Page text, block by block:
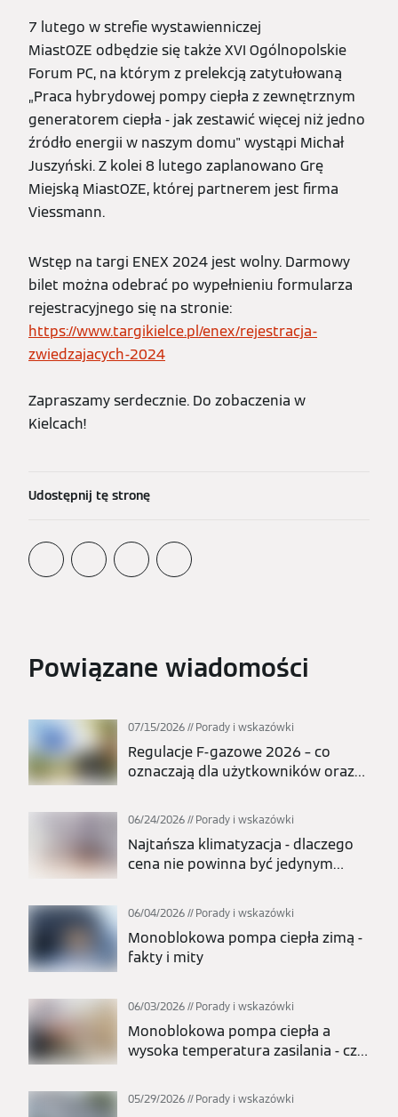
7 lutego w strefie wystawienniczej
MiastOZE odbędzie się także XVI Ogólnopolskie
Forum PC, na którym z prelekcją zatytułowaną
„Praca hybrydowej pompy ciepła z zewnętrznym
generatorem ciepła - jak zestawić więcej niż jedno
źródło energii w naszym domu" wystąpi Michał
Juszyński. Z kolei 8 lutego zaplanowano Grę
Miejską MiastOZE, której partnerem jest firma
Viessmann.
Wstęp na targi ENEX 2024 jest wolny. Darmowy
bilet można odebrać po wypełnieniu formularza
rejestracyjnego się na stronie:
https://www.targikielce.pl/enex/rejestracja-
zwiedzajacych-2024
Zapraszamy serdecznie. Do zobaczenia w
Kielcach!
Udostępnij tę stronę
Powiązane wiadomości
07/15/2026 Porady i wskazówki
Regulacje F-gazowe 2026 – co
oznaczają dla użytkowników oraz
06/24/2026 Porady i wskazówki
Najtańsza klimatyzacja - dlaczego
cena nie powinna być jedynym
06/04/2026 Porady i wskazówki
Monoblokowa pompa ciepła zimą -
fakty i mity
06/03/2026 Porady i wskazówki
Monoblokowa pompa ciepła a
wysoka temperatura zasilania - czy
05/29/2026 Porady i wskazówki